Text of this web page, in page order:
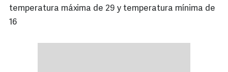
temperatura máxima de 29 y temperatura mínima de
16